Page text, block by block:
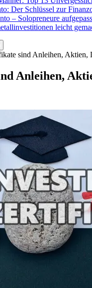
Der Schlüssel zur
– Solopreneure
leicht
sind Anleihen,
Anleihen,